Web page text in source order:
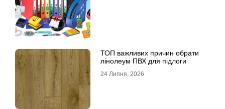
ТОП важливих причин обрати
лінолеум ПВХ для підлоги
24 Липня, 2026